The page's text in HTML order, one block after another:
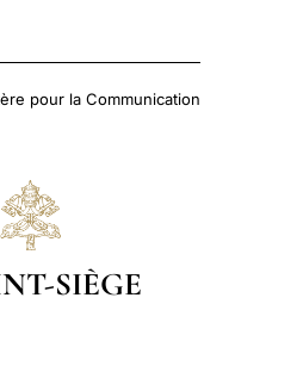
pour la Communication
SIÈGE